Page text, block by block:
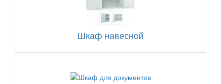
Шкаф навесной